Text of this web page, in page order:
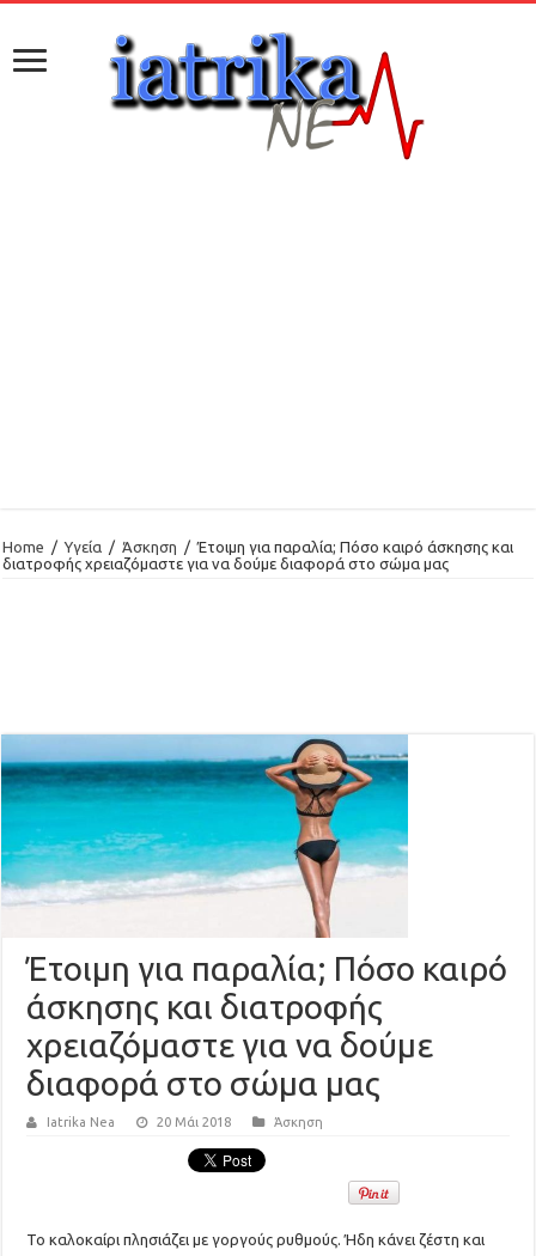
Home / Υγεία / Άσκηση / Έτοιμη για παραλία; Πόσο καιρό άσκησης και
διατροφής χρειαζόμαστε για να δούμε διαφορά στο σώμα μας
Έτοιμη για παραλία; Πόσο καιρό
άσκησης και διατροφής
χρειαζόμαστε για να δούμε
διαφορά στο σώμα μας
Iatrika Nea 20 Μάι 2018 Άσκηση
Το καλοκαίρι πλησιάζει με γοργούς ρυθμούς. Ήδη κάνει ζέστη και